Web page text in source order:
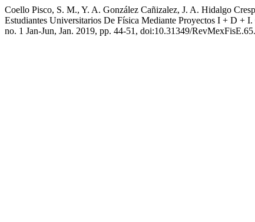
Coello Pisco, S. M., Y. A. González Cañizalez, J. A. Hidalgo
Estudiantes Universitarios De Física Mediante Proyectos I + D +
no. 1 Jan-Jun, Jan. 2019, pp. 44-51, doi:10.31349/